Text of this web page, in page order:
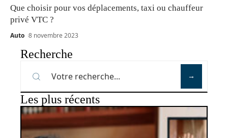
Que choisir pour vos déplacements, taxi ou chauffeur
privé VTC ?
Auto 8 novembre 2023
Recherche
Les plus récents